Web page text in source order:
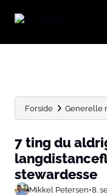
Forside Generelle
7 ting du
stewardesse
Mikkel Petersen•8.